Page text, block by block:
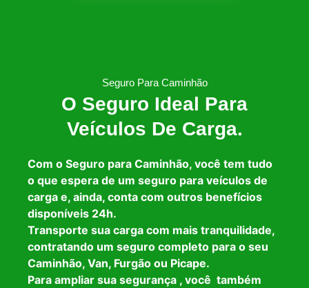
Seguro Para Caminhão
O Seguro Ideal Para
Veículos De Carga.
Com o Seguro para Caminhão, você tem tudo
o que espera de um seguro para veículos de
carga e, ainda, conta com outros benefícios
disponíveis 24h.
Transporte sua carga com mais tranquilidade,
contratando um seguro completo para o seu
Caminhão, Van, Furgão ou Picape.
Para ampliar sua segurança , você também